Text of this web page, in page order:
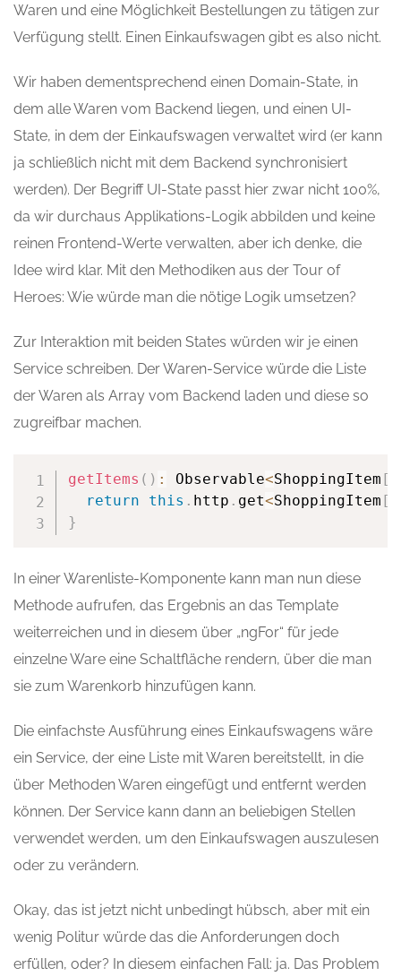
Waren und eine Möglichkeit Bestellungen zu tätigen zur
Verfügung stellt. Einen Einkaufswagen gibt es also nicht.
Wir haben dementsprechend einen Domain-State, in
dem alle Waren vom Backend liegen, und einen UI-
State, in dem der Einkaufswagen verwaltet wird (er kann
ja schließlich nicht mit dem Backend synchronisiert
werden). Der Begriff UI-State passt hier zwar nicht 100%,
da wir durchaus Applikations-Logik abbilden und keine
reinen Frontend-Werte verwalten, aber ich denke, die
Idee wird klar. Mit den Methodiken aus der Tour of
Heroes: Wie würde man die nötige Logik umsetzen?
Zur Interaktion mit beiden States würden wir je einen
Service schreiben. Der Waren-Service würde die Liste
der Waren als Array vom Backend laden und diese so
zugreifbar machen.
getItems ( ) : Observable<ShoppingItem [
return
this . http . get<ShoppingItem [
}
In einer Warenliste-Komponente kann man nun diese
Methode aufrufen, das Ergebnis an das Template
weiterreichen und in diesem über „ngFor“ für jede
einzelne Ware eine Schaltfläche rendern, über die man
sie zum Warenkorb hinzufügen kann.
Die einfachste Ausführung eines Einkaufswagens wäre
ein Service, der eine Liste mit Waren bereitstellt, in die
über Methoden Waren eingefügt und entfernt werden
können. Der Service kann dann an beliebigen Stellen
verwendet werden, um den Einkaufswagen auszulesen
oder zu verändern.
Okay, das ist jetzt nicht unbedingt hübsch, aber mit ein
wenig Politur würde das die Anforderungen doch
erfüllen, oder? In diesem einfachen Fall: ja. Das Problem